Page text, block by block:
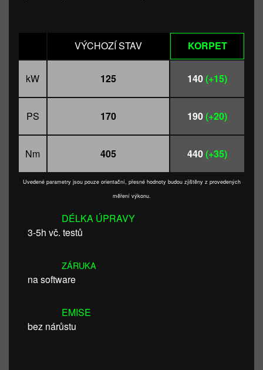
VÝCHOZÍ STAV KORPET
kW 125 140(+15)
PS 170 190(+20)
Nm 405 440(+35)
Uvedené parametry jsou pouze orientační, přesné hodnoty budou zjištěny z provedených
měření výkonu.
DÉLKA ÚPRAVY
3-5h vč. testů
ZÁRUKA
na software
EMISE
bez nárůstu